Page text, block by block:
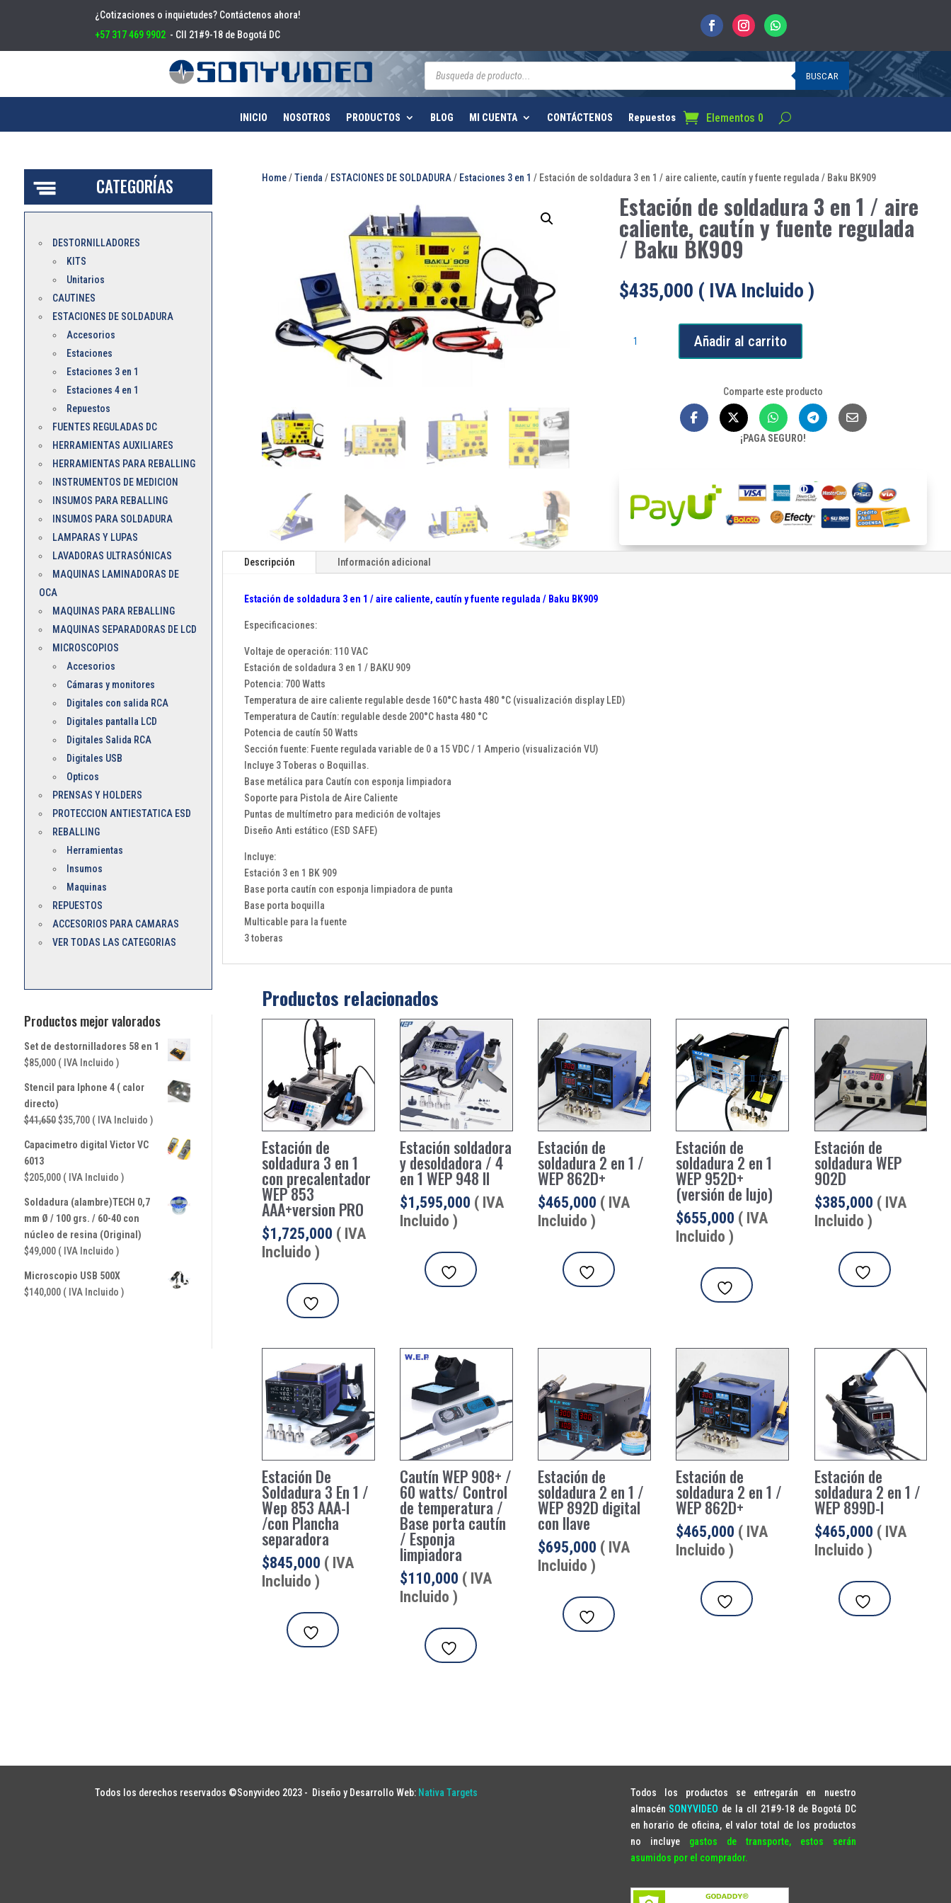
¿Cotizaciones o inquietudes? Contáctenos ahora!
+57 317 469 9902 - Cll 21#9-18 de Bogotá DC
Búsqueda
BUSCAR
INICIO NOSOTROS PRODUCTOS BLOG MI CUENTA CONTÁCTENOS Repuestos Elementos 0
CATEGORÍAS
DESTORNILLADORES
KITS
Unitarios
CAUTINES
ESTACIONES DE SOLDADURA
Accesorios
Estaciones
Estaciones 3 en 1
Estaciones 4 en 1
Repuestos
FUENTES REGULADAS DC
HERRAMIENTAS AUXILIARES
HERRAMIENTAS PARA REBALLING
INSTRUMENTOS DE MEDICION
INSUMOS PARA REBALLING
INSUMOS PARA SOLDADURA
LAMPARAS Y LUPAS
LAVADORAS ULTRASÓNICAS
MAQUINAS LAMINADORAS DE
OCA
MAQUINAS PARA REBALLING
MAQUINAS SEPARADORAS DE LCD
MICROSCOPIOS
Accesorios
Cámaras y monitores
Digitales con salida RCA
Digitales pantalla LCD
Digitales Salida RCA
Digitales USB
Opticos
PRENSAS Y HOLDERS
PROTECCION ANTIESTATICA ESD
REBALLING
Herramientas
Insumos
Maquinas
REPUESTOS
ACCESORIOS PARA CAMARAS
VER TODAS LAS CATEGORIAS
Productos mejor valorados
Set de destornilladores 58 en 1
$85,000 ( IVA Incluido )
Stencil para Iphone 4 ( calor
directo)
$41,650 El
original
$41,650.
$35,700El
actual
$35,700.
( IVA Incluido )
Capacimetro digital Victor VC
6013
$205,000 ( IVA Incluido )
Soldadura (alambre)TECH 0,7
mm Ø / 100 grs. / 60-40 con
núcleo de resina (Original)
$49,000 ( IVA Incluido )
Microscopio USB 500X
$140,000 ( IVA Incluido )
Home/Tienda / ESTACIONES DE SOLDADURA/ Estaciones 3 en 1 / Estación de soldadura 3 en 1 / aire caliente, cautín y fuente regulada / Baku BK909
Estación de soldadura 3 en 1 / aire
caliente, cautín y fuente regulada
/ Baku BK909
$435,000 ( IVA Incluido )
fuente
BK909
Añadir al carrito
Comparte este producto
¡PAGA SEGURO!
Descripción Información adicional
Estación de soldadura 3 en 1 / aire caliente, cautín y fuente regulada / Baku BK909
Especificaciones:
Voltaje de operación: 110 VAC
Estación de soldadura 3 en 1 / BAKU 909
Potencia: 700 Watts
Temperatura de aire caliente regulable desde 160°C hasta 480 °C (visualización display LED)
Temperatura de Cautín: regulable desde 200°C hasta 480 °C
Potencia de cautín 50 Watts
Sección fuente: Fuente regulada variable de 0 a 15 VDC / 1 Amperio (visualización VU)
Incluye 3 Toberas o Boquillas.
Base metálica para Cautín con esponja limpiadora
Soporte para Pistola de Aire Caliente
Puntas de multímetro para medición de voltajes
Diseño Anti estático (ESD SAFE)
Incluye:
Estación 3 en 1 BK 909
Base porta cautín con esponja limpiadora de punta
Base porta boquilla
Multicable para la fuente
3 toberas
Productos relacionados
Estación de
soldadura 3 en 1
con precalentador
WEP 853
AAA+version PRO
$1,725,000 ( IVA
Incluido )
Estación soldadora
y desoldadora / 4
en 1 WEP 948 II
$1,595,000 ( IVA
Incluido )
Estación de
soldadura 2 en 1 /
WEP 862D+
$465,000 ( IVA
Incluido )
Estación de
soldadura 2 en 1
WEP 952D+
(versión de lujo)
$655,000 ( IVA
Incluido )
Estación de
soldadura WEP
902D
$385,000 ( IVA
Incluido )
Estación De
Soldadura 3 En 1 /
Wep 853 AAA-I
/con Plancha
separadora
$845,000 ( IVA
Incluido )
Cautín WEP 908+ /
60 watts/ Control
de temperatura /
Base porta cautín
/ Esponja
limpiadora
$110,000 ( IVA
Incluido )
Estación de
soldadura 2 en 1 /
WEP 892D digital
con llave
$695,000 ( IVA
Incluido )
Estación de
soldadura 2 en 1 /
WEP 862D+
$465,000 ( IVA
Incluido )
Estación de
soldadura 2 en 1 /
WEP 899D-I
$465,000 ( IVA
Incluido )
Todos los derechos reservados ©Sonyvideo 2023 - Diseño y Desarrollo Web: Nativa Targets
Todos los productos se entregarán en nuestro
almacén SONYVIDEO de la cll 21#9-18 de Bogotá DC
en horario de oficina, el valor total de los productos
no incluye gastos de transporte, estos serán
asumidos por el comprador.